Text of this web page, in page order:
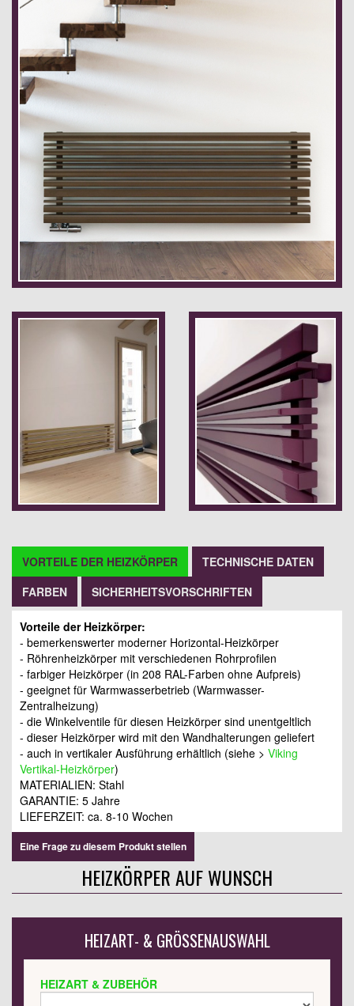
VORTEILE DER HEIZKÖRPER
TECHNISCHE DATEN
FARBEN
SICHERHEITSVORSCHRIFTEN
Vorteile der Heizkörper:
- bemerkenswerter moderner Horizontal-Heizkörper
- Röhrenheizkörper mit verschiedenen Rohrprofilen
- farbiger Heizkörper (in 208 RAL-Farben ohne Aufpreis)
- geeignet für Warmwasserbetrieb (Warmwasser-
Zentralheizung)
- die Winkelventile für diesen Heizkörper sind unentgeltlich
- dieser Heizkörper wird mit den Wandhalterungen geliefert
- auch in vertikaler Ausführung erhältlich (siehe > Viking
Vertikal-Heizkörper)
MATERIALIEN: Stahl
GARANTIE: 5 Jahre
LIEFERZEIT: ca. 8-10 Wochen
Eine Frage zu diesem Produkt stellen
HEIZKÖRPER AUF WUNSCH
HEIZART- & GRÖSSENAUSWAHL
HEIZART & ZUBEHÖR